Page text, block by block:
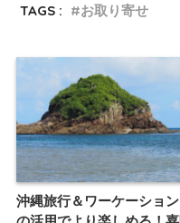
TAGS :
お取り寄せ
沖縄旅行＆ワーケーショ